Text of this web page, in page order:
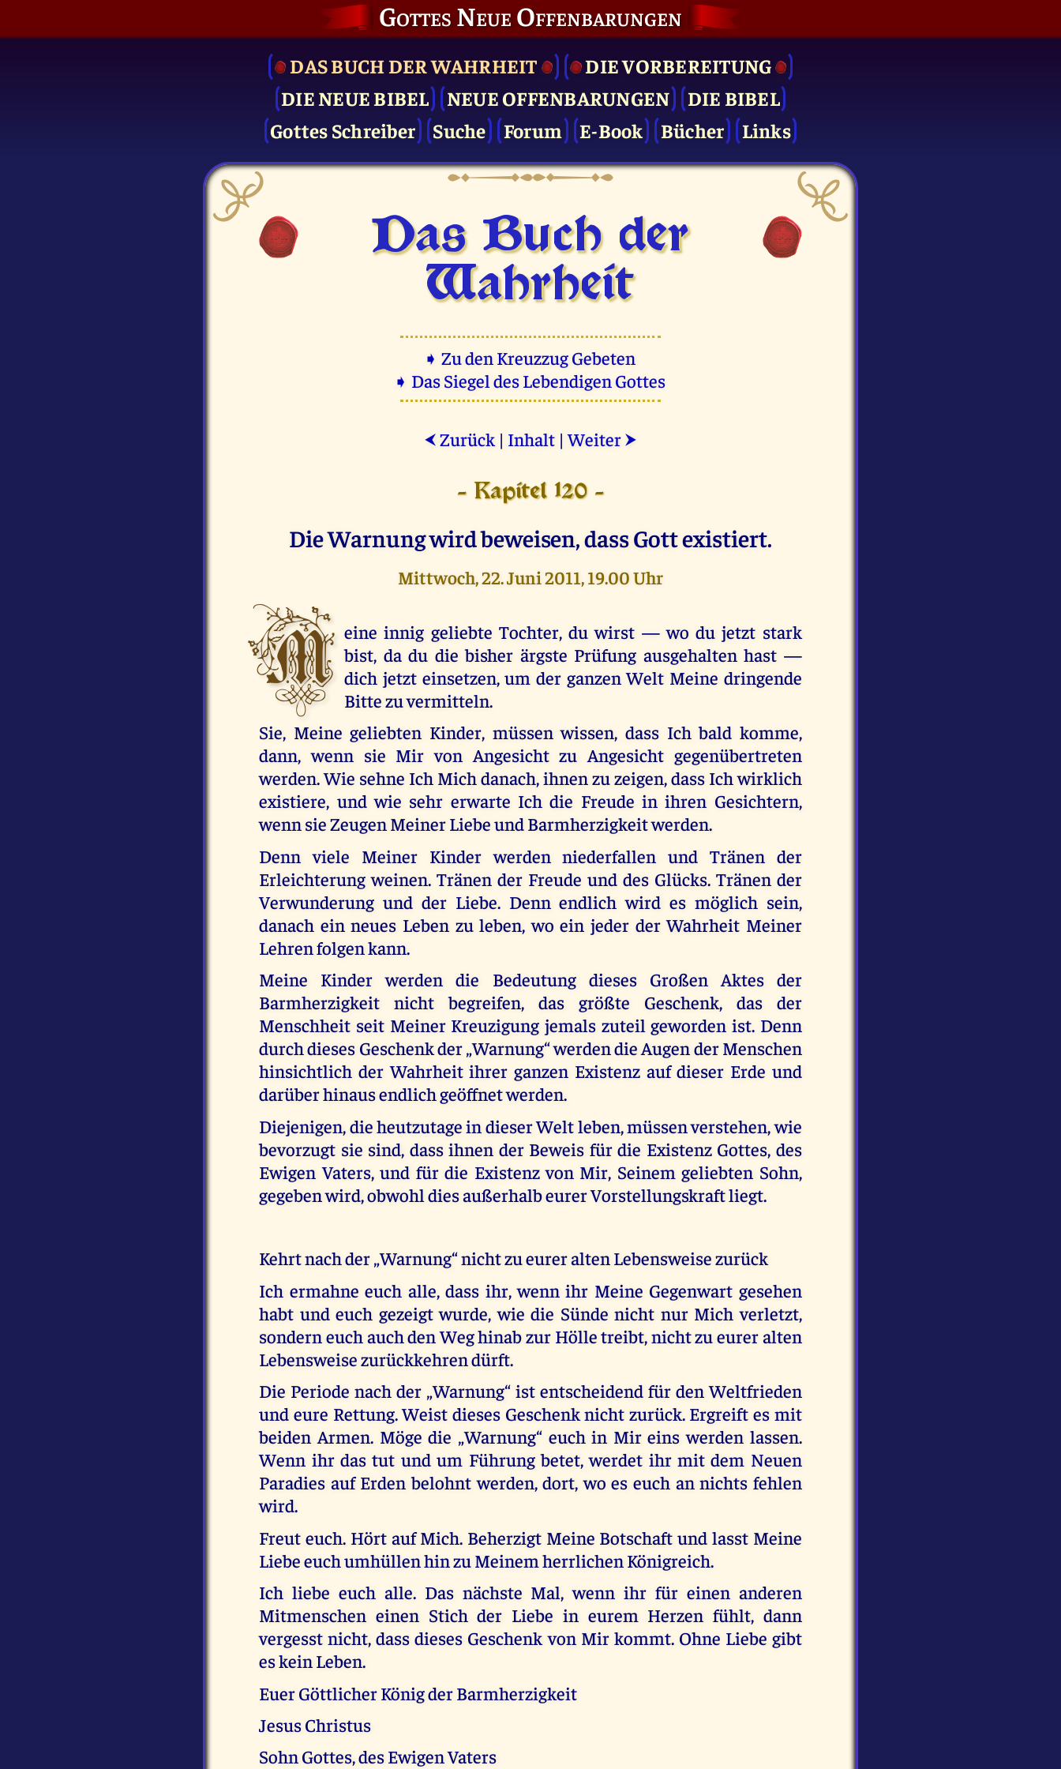
Gottes Neue Offenbarungen
DAS BUCH DER WAHRHEIT
DIE VOR­BEREITUNG
DIE NEUE BIBEL
NEUE OFFENBARUNGEN
DIE BIBEL
Gottes Schreiber
Suche Forum E-Book Bücher Links
Das Buch der
Wahrheit
➧ Zu den Kreuzzug Gebeten
➧ Das Siegel des Lebendigen Gottes
⮜ Zurück | Inhalt |Weiter ⮞
- Kapitel 120 -
Die Warnung wird beweisen, dass Gott existiert.
Mittwoch, 22. Juni 2011, 19.00 Uhr
M eine innig geliebte Tochter, du wirst — wo du jetzt stark
bist, da du die bisher ärgste Prüfung ausgehalten hast —
dich jetzt einsetzen, um der ganzen Welt Meine dringende
Bitte zu vermitteln.
Sie, Meine geliebten Kinder, müssen wissen, dass Ich bald komme,
dann, wenn sie Mir von Angesicht zu Angesicht gegenübertreten
werden. Wie sehne Ich Mich danach, ihnen zu zeigen, dass Ich wirklich
existiere, und wie sehr erwarte Ich die Freude in ihren Gesichtern,
wenn sie Zeugen Meiner Liebe und Barmherzigkeit werden.
Denn viele Meiner Kinder werden niederfallen und Tränen der
Erleichterung weinen. Tränen der Freude und des Glücks. Tränen der
Verwunderung und der Liebe. Denn endlich wird es möglich sein,
danach ein neues Leben zu leben, wo ein jeder der Wahrheit Meiner
Lehren folgen kann.
Meine Kinder werden die Bedeutung dieses Großen Aktes der
Barmherzigkeit nicht begreifen, das größte Geschenk, das der
Menschheit seit Meiner Kreuzigung jemals zuteil geworden ist. Denn
durch dieses Geschenk der „Warnung“ werden die Augen der Menschen
hinsichtlich der Wahrheit ihrer ganzen Existenz auf dieser Erde und
darüber hinaus endlich geöffnet werden.
Diejenigen, die heutzutage in dieser Welt leben, müssen verstehen, wie
bevorzugt sie sind, dass ihnen der Beweis für die Existenz Gottes, des
Ewigen Vaters, und für die Existenz von Mir, Seinem geliebten Sohn,
gegeben wird, obwohl dies außerhalb eurer Vorstellungskraft liegt.
Kehrt nach der „Warnung“ nicht zu eurer alten Lebensweise zurück
Ich ermahne euch alle, dass ihr, wenn ihr Meine Gegenwart gesehen
habt und euch gezeigt wurde, wie die Sünde nicht nur Mich verletzt,
sondern euch auch den Weg hinab zur Hölle treibt, nicht zu eurer alten
Lebensweise zurückkehren dürft.
Die Periode nach der „Warnung“ ist entscheidend für den Weltfrieden
und eure Rettung. Weist dieses Geschenk nicht zurück. Ergreift es mit
beiden Armen. Möge die „Warnung“ euch in Mir eins werden lassen.
Wenn ihr das tut und um Führung betet, werdet ihr mit dem Neuen
Paradies auf Erden belohnt werden, dort, wo es euch an nichts fehlen
wird.
Freut euch. Hört auf Mich. Beherzigt Meine Botschaft und lasst Meine
Liebe euch umhüllen hin zu Meinem herrlichen Königreich.
Ich liebe euch alle. Das nächste Mal, wenn ihr für einen anderen
Mitmenschen einen Stich der Liebe in eurem Herzen fühlt, dann
vergesst nicht, dass dieses Geschenk von Mir kommt. Ohne Liebe gibt
es kein Leben.
Euer Göttlicher König der Barmherzigkeit
Jesus Christus
Sohn Gottes, des Ewigen Vaters